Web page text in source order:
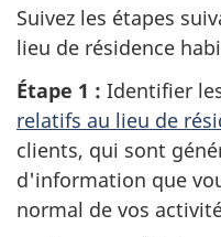
Suivez les étapes
lieu de résidence
Étape 1 : Identifier
relatifs au lieu de
clients, qui sont
d'information que
normal de vos